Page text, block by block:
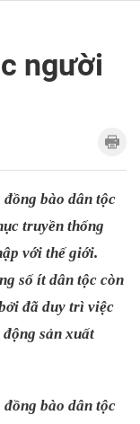
người
bào dân tộc
truyền thống
với thế giới.
số ít dân tộc còn
đã duy trì việc
sản xuất
bào dân tộc